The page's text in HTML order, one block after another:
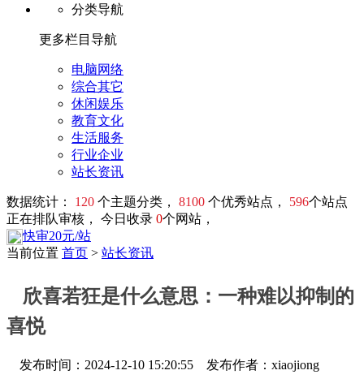
分类导航
更多栏目导航
电脑网络
综合其它
休闲娱乐
教育文化
生活服务
行业企业
站长资讯
数据统计： 120 个主题分类， 8100 个优秀站点， 596个站点
正在排队审核， 今日收录 0个网站，
快审20元/站
当前位置 首页 > 站长资讯
欣喜若狂是什么意思：一种难以抑制的
喜悦
发布时间：2024-12-10 15:20:55 发布作者：xiaojiong